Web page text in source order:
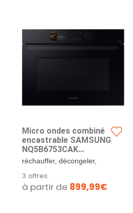
Micro ondes combiné
encastrable SAMSUNG
NQ5B6753CAK
Bespoke
réchauffer, décongeler,
pizzas et cuisiner...
3 offres
à partir de 899,99€